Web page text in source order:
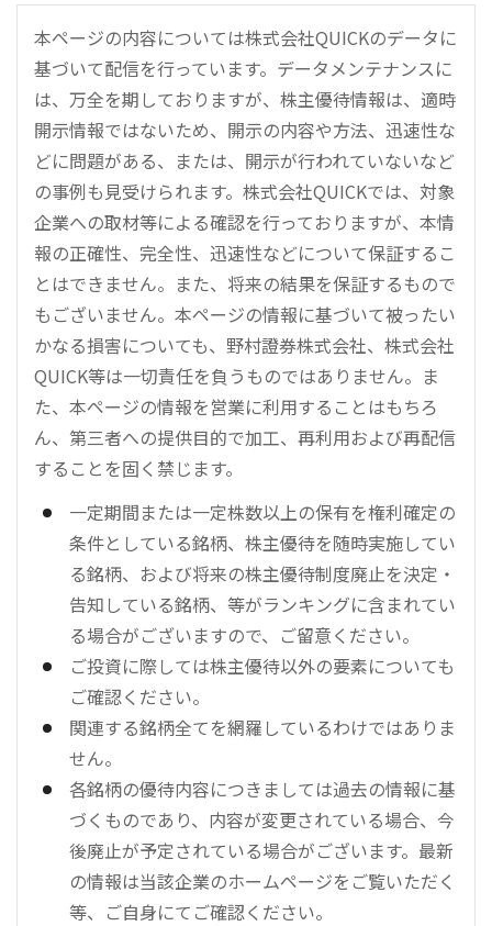
本ページの内容については株式会社QUICKのデータに
基づいて配信を行っています。データメンテナンスに
は、万全を期しておりますが、株主優待情報は、適時
開示情報ではないため、開示の内容や方法、迅速性な
どに問題がある、または、開示が行われていないなど
の事例も見受けられます。株式会社QUICKでは、対象
企業への取材等による確認を行っておりますが、本情
報の正確性、完全性、迅速性などについて保証するこ
とはできません。また、将来の結果を保証するもので
もございません。本ページの情報に基づいて被ったい
かなる損害についても、野村證券株式会社、株式会社
QUICK等は一切責任を負うものではありません。ま
た、本ページの情報を営業に利用することはもちろ
ん、第三者への提供目的で加工、再利用および再配信
することを固く禁じます。
一定期間または一定株数以上の保有を権利確定の
条件としている銘柄、株主優待を随時実施してい
る銘柄、および将来の株主優待制度廃止を決定・
告知している銘柄、等がランキングに含まれてい
る場合がございますので、ご留意ください。
ご投資に際しては株主優待以外の要素についても
ご確認ください。
関連する銘柄全てを網羅しているわけではありま
せん。
各銘柄の優待内容につきましては過去の情報に基
づくものであり、内容が変更されている場合、今
後廃止が予定されている場合がございます。最新
の情報は当該企業のホームページをご覧いただく
等、ご自身にてご確認ください。